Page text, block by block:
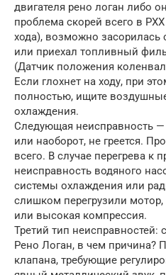
двигателя рено логан либо
проблема скорей всего в РХХ
хода), возможно засорилась
или приехал топливный
(Датчик положения
Если глохнет на ходу, при
полностью, ищите
охлаждения.
Следующая неисправность —
или наоборот, не греется.
всего. В случае перегрева
неисправность водяного
системы охлаждения или
слишком перегрузили мотор,
или высокая компрессия.
Третий тип неисправностей:
Рено Логан, в чем причина?
клапана, требующие